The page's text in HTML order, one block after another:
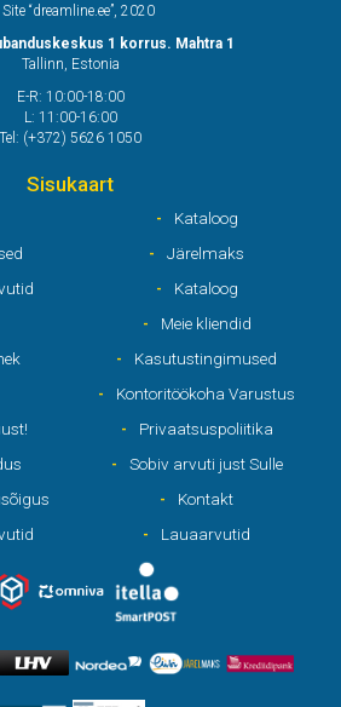
“dreamline.ee”, 2020
1 korrus. Mahtra 1
Tallinn, Estonia
E-R: 10:00-18:00
L: 11:00-16:00
Tel: (+372) 5626 1050
Sisukaart
Kataloog
Järelmaks
Kataloog
Meie kliendid
Kasutustingimused
Kontoritöökoha Varustus
Privaatsuspoliitika
Sobiv arvuti just Sulle
Kontakt
Lauaarvutid